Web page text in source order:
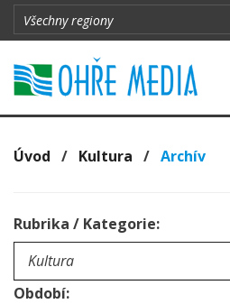
Úvod / Kultura / Archív
Rubrika / Kategorie:
Období: